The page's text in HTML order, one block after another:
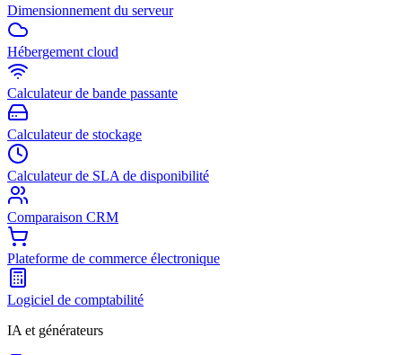
Dimensionnement du serveur
Hébergement cloud
Calculateur de bande passante
Calculateur de stockage
Calculateur de SLA de disponibilité
Comparaison CRM
Plateforme de commerce électronique
Logiciel de comptabilité
IA et générateurs